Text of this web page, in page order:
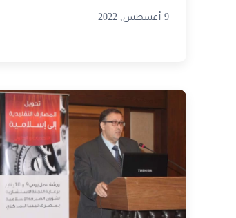
9 أغسطس, 2022